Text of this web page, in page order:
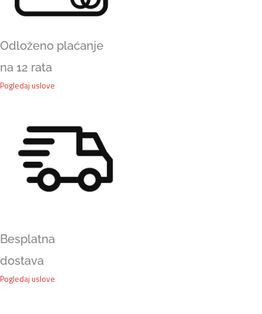
Odloženo plaćanje
na 12 rata
Pogledaj uslove
Besplatna
dostava
Pogledaj uslove